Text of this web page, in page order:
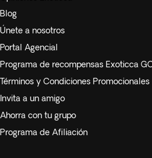
Blog
Únete a nosotros
Portal Agencial
Programa de recompensas Exoticca
Términos y Condiciones Promocionales
Invita a un amigo
Ahorra con tu grupo
Programa de Afiliación